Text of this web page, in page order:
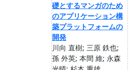
礎とするマンガのため
のアプリケーション構
築プラットフォームの
開発
川向 直樹; 三原 鉄也;
孫 外英; 本間 維; 永森